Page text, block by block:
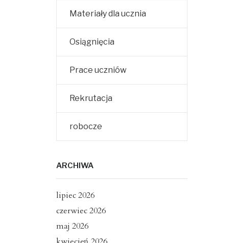
Materiały dla ucznia
Osiągnięcia
Prace uczniów
Rekrutacja
robocze
ARCHIWA
lipiec 2026
czerwiec 2026
maj 2026